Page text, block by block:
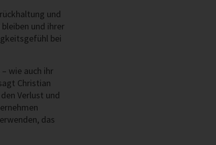
und
und ihrer
bei
wie auch ihr
Christian
Verlust und
das